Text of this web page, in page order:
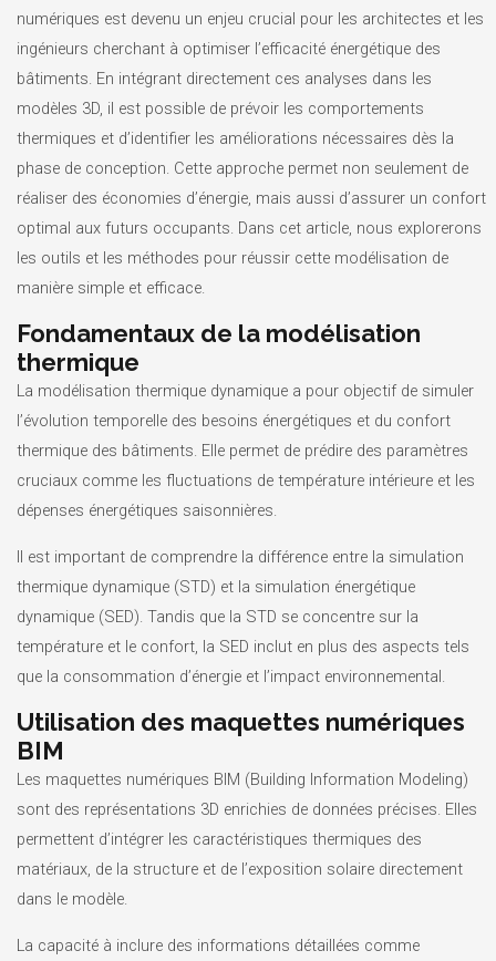
numériques est devenu un enjeu crucial pour les architectes et les
ingénieurs cherchant à optimiser l’efficacité énergétique des
bâtiments. En intégrant directement ces analyses dans les
modèles 3D, il est possible de prévoir les comportements
thermiques et d’identifier les améliorations nécessaires dès la
phase de conception. Cette approche permet non seulement de
réaliser des économies d’énergie, mais aussi d’assurer un confort
optimal aux futurs occupants. Dans cet article, nous explorerons
les outils et les méthodes pour réussir cette modélisation de
manière simple et efficace.
Fondamentaux de la modélisation
thermique
La modélisation thermique dynamique a pour objectif de simuler
l’évolution temporelle des besoins énergétiques et du confort
thermique des bâtiments. Elle permet de prédire des paramètres
cruciaux comme les fluctuations de température intérieure et les
dépenses énergétiques saisonnières.
Il est important de comprendre la différence entre la simulation
thermique dynamique (STD) et la simulation énergétique
dynamique (SED). Tandis que la STD se concentre sur la
température et le confort, la SED inclut en plus des aspects tels
que la consommation d’énergie et l’impact environnemental.
Utilisation des maquettes numériques
BIM
Les maquettes numériques BIM (Building Information Modeling)
sont des représentations 3D enrichies de données précises. Elles
permettent d’intégrer les caractéristiques thermiques des
matériaux, de la structure et de l’exposition solaire directement
dans le modèle.
La capacité à inclure des informations détaillées comme